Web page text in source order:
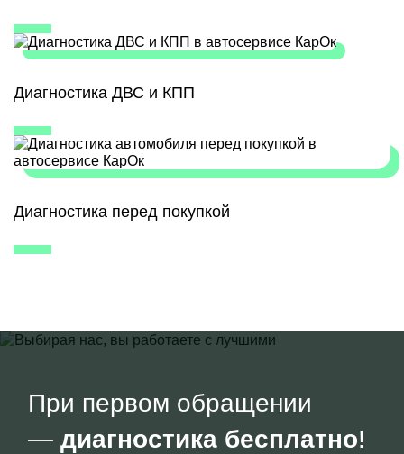
Диагностика ДВС и КПП
Диагностика перед покупкой
При первом обращении
— диагностика бесплатно!